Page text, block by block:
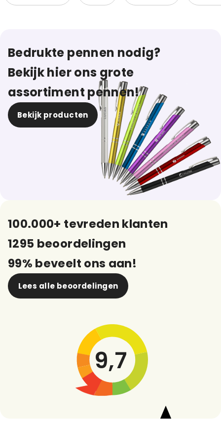
Bedrukte pennen nodig?
Bekijk hier ons grote
assortiment pennen!
Bekijk producten
100.000+ tevreden klanten
1295 beoordelingen
99% beveelt ons aan!
Lees alle beoordelingen
9,7